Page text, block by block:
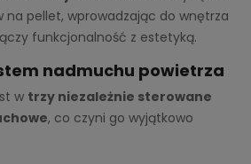
na pellet, wprowadzając do wnętrza
funkcjonalność z estetyką.
nadmuchu powietrza
w trzy niezależnie sterowane
, co czyni go wyjątkowo